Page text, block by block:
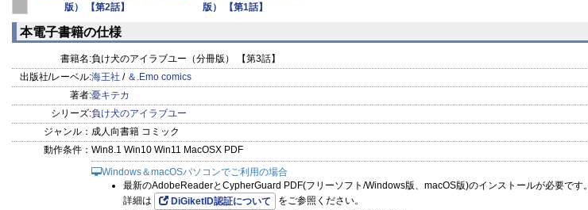
版） 【第2話】
版） 【第1話】
本電子書籍の仕様
書籍名:負け犬のアイラブユー（分冊版） 【第3話】
出版社/レーベル:海王社 / ＆.Emo comics
著者:憂キテカ
シリーズ:負け犬のアイラブユー
ジャンル： 成人向書籍 コミック
動作条件： Win8.1 Win10 Win11 MacOSX PDF
Windows＆macOSパソコンでご利用の場合
最新のAdobeReaderとCypherGuard PDF(フリーソフト/Windows版、macOS版)のインストールが必要です。
詳細は
DiGiketID認証について
をご参照ください。